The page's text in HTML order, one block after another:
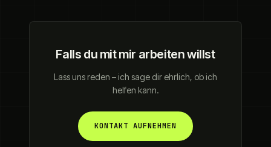
Falls du mit mir arbeiten willst
Lass uns reden – ich sage dir ehrlich, ob ich
helfen kann.
KONTAKT AUFNEHMEN